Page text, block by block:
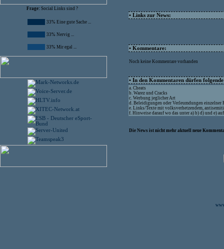
Frage: Social Links sind ?
33% Eine gute Sache ...
33% Nervig ...
33% Mir egal ...
• Links zur News:
• Kommentare:
Noch keine Kommentare vorhanden
• In den Kommentaren dürfen
a. Cheats
b. Warez und Cracks
c. Werbung jeglicher Art
d. Beleidigungen oder Verleumdungen einzelner
e. Links/Texte mit volksverhetzendem,
f. Hinweise darauf wo das unter a) b) d) und e)
Die News ist nicht mehr aktuell neue